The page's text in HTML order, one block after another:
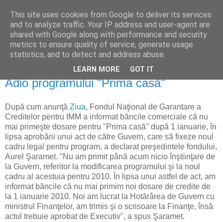
Reflecţii economice
blog de reflecţii, informaţii şi opinii economice
miercuri, 30 decembrie 2009
Adio programului "Prima casă"
După cum anunţă Ziua, Fondul Naţional de Garantare a
Creditelor pentru IMM a informat băncile comerciale că nu
mai primeşte dosare pentru "Prima casă" după 1 ianuarie, în
lipsa aprobării unui act de către Guvern, care să fixeze noul
cadru legal pentru program, a declarat preşedintele fondului,
Aurel Şaramet. "Nu am primit până acum nicio înştiinţare de
la Guvern, referitor la modificarea programului şi la noul
cadru al acestuia pentru 2010. În lipsa unui astfel de act, am
informat băncile că nu mai primim noi dosare de credite de
la 1 ianuarie 2010. Noi am lucrat la Hotărârea de Guvern cu
ministrul Finanţelor, am trimis şi o scrisoare la Finanţe, însă
actul trebuie aprobat de Executiv", a spus Şaramet.
This site uses cookies from Google to deliver its services
and to analyze traffic. Your IP address and user-agent are
shared with Google along with performance and security
metrics to ensure quality of service, generate usage
statistics, and to detect and address abuse.
LEARN MORE GOT IT